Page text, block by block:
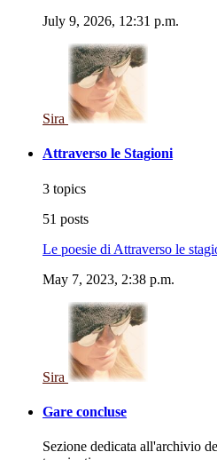
July 9, 2026, 12:31 p.m.
Sira
Attraverso le Stagioni
3 topics
51 posts
Le poesie di Attraverso le
May 7, 2023, 2:38 p.m.
Sira
Gare concluse
Sezione dedicata all'archivio